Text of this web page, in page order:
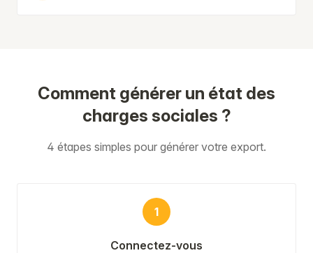
Comment générer un état des
charges sociales ?
4 étapes simples pour générer votre export.
1
Connectez-vous